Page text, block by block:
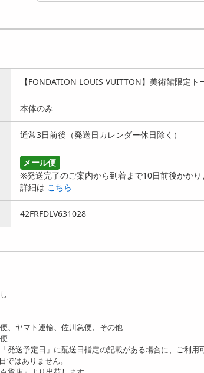
【FONDATION LOUIS VUITTON】美術館限定
本体のみ
通常3日前後（発送日カレンダー休日除く）
メール便
※発送完了のご案内から到着まで10日前後かかり
詳細は こちら
42FRFDLV631028
、ヤマト運輸、佐川急便、その他
発送予定日」に配送日指定の記載がある場合に、ご利用
はありません。